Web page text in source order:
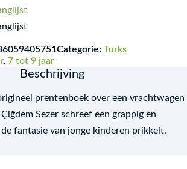
Categorie: Turks
, 7 tot 9 jaar
Beschrijving
prentenboek over een vrachtwagen
Sezer schreef een grappig en
fantasie van jonge kinderen prikkelt.